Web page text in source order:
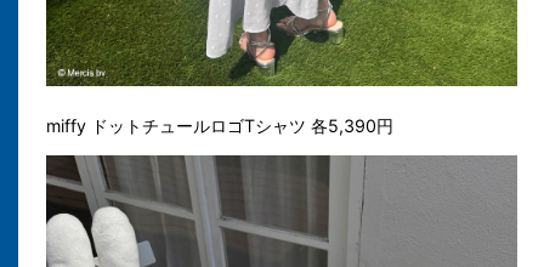
miffy ドットチュールロゴTシャツ 各5,390円